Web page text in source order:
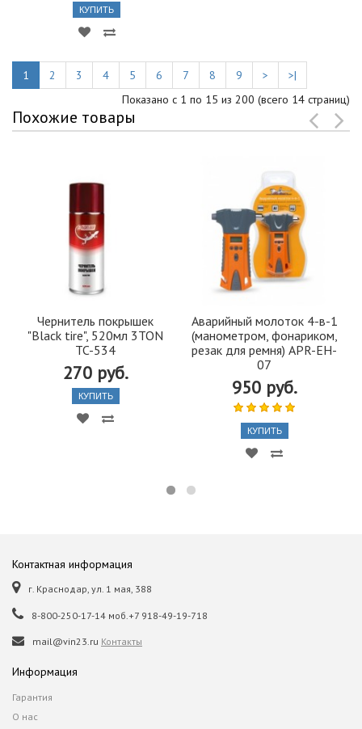
КУПИТЬ
1 2 3 4 5 6 7 8 9 >
>|
Показано с 1 по 15 из 200 (всего 14 страниц)
Похожие товары
Чернитель покрышек
"Black tire", 520мл 3TON
TC-534
270 руб.
КУПИТЬ
Аварийный молоток 4-в-1
(манометром, фонариком,
резак для ремня) APR-EH-
07
950 руб.
КУПИТЬ
Контактная информация
г. Краснодар, ул. 1 мая, 388
8-800-250-17-14 моб.+7 918-49-19-718
mail@vin23.ru Контакты
Информация
Гарантия
О нас